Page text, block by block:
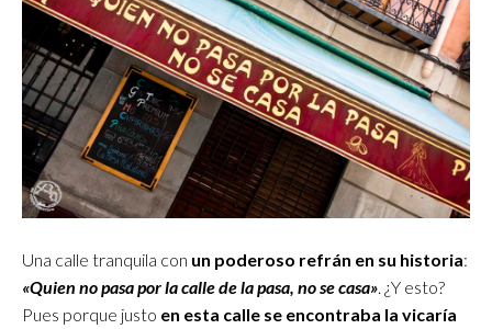
Una calle tranquila con un poderoso refrán en su historia:
«Quien no pasa por la calle de la pasa, no se casa». ¿Y esto?
Pues porque justo en esta calle se encontraba la vicaría